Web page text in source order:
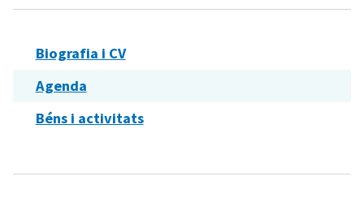
Biografia i CV
Agenda
Béns i activitats